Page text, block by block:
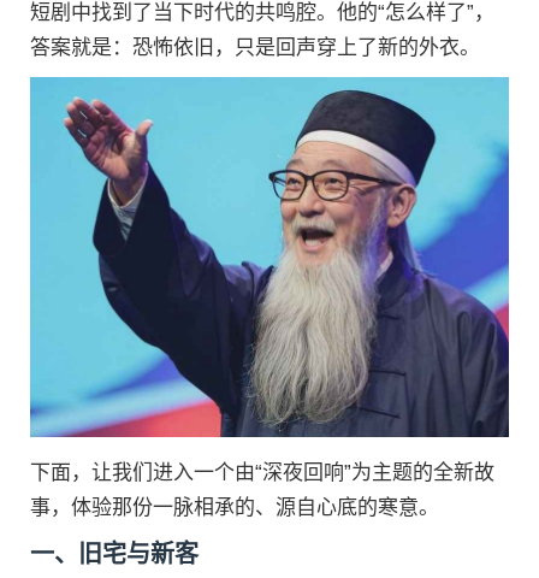
短剧中找到了当下时代的共鸣腔。他的“怎么样了”，
答案就是：恐怖依旧，只是回声穿上了新的外衣。
下面，让我们进入一个由“深夜回响”为主题的全新故
事，体验那份一脉相承的、源自心底的寒意。
一、旧宅与新客